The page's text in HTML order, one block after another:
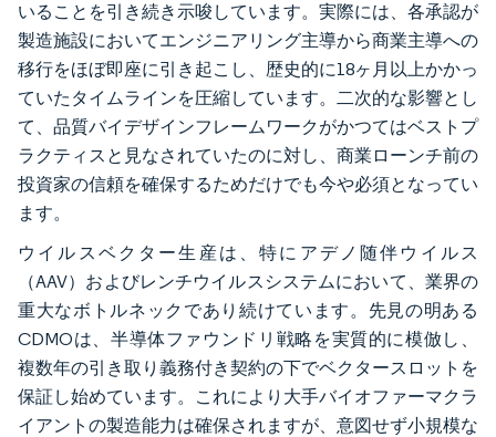
いることを引き続き示唆しています。実際には、各承認が
製造施設においてエンジニアリング主導から商業主導への
移行をほぼ即座に引き起こし、歴史的に18ヶ月以上かかっ
ていたタイムラインを圧縮しています。二次的な影響とし
て、品質バイデザインフレームワークがかつてはベストプ
ラクティスと見なされていたのに対し、商業ローンチ前の
投資家の信頼を確保するためだけでも今や必須となってい
ます。
ウイルスベクター生産は、特にアデノ随伴ウイルス
（AAV）およびレンチウイルスシステムにおいて、業界の
重大なボトルネックであり続けています。先見の明ある
CDMOは、半導体ファウンドリ戦略を実質的に模倣し、
複数年の引き取り義務付き契約の下でベクタースロットを
保証し始めています。これにより大手バイオファーマクラ
イアントの製造能力は確保されますが、意図せず小規模な